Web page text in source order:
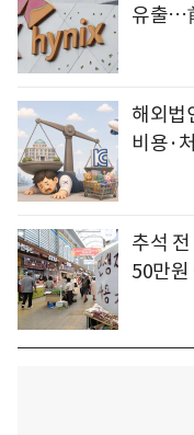
유출…
해외법
비용·
추석
50만원